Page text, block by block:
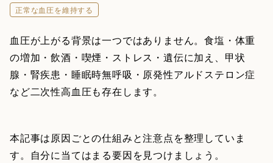
正常な血圧を維持する
血圧が上がる背景は一つではありません。食塩・体重
の増加・飲酒・喫煙・ストレス・遺伝に加え、甲状
腺・腎疾患・睡眠時無呼吸・原発性アルドステロン症
など二次性高血圧も存在します。
本記事は原因ごとの仕組みと注意点を整理していま
す。自分に当てはまる要因を見つけましょう。